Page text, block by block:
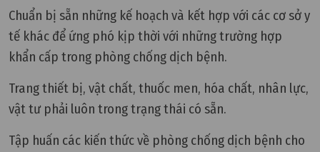
Chuẩn bị sẵn những kế hoạch và kết hợp với các cơ sở y
tế khác để ứng phó kịp thời với những trường hợp
khẩn cấp trong phòng chống dịch bệnh.
Trang thiết bị, vật chất, thuốc men, hóa chất, nhân lực,
vật tư phải luôn trong trạng thái có sẵn.
Tập huấn các kiến thức về phòng chống dịch bệnh cho